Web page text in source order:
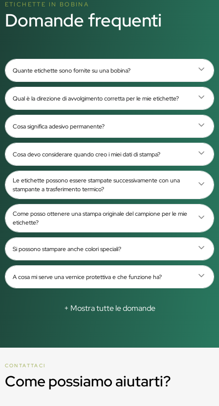
ETICHETTE IN BOBINA
Domande frequenti
Quante etichette sono fornite su una bobina?
Qual è la direzione di avvolgimento corretta per le mie etichette?
Cosa significa adesivo permanente?
Cosa devo considerare quando creo i miei dati di stampa?
Le etichette possono essere stampate successivamente con una
stampante a trasferimento termico?
Come posso ottenere una stampa originale del campione per le mie
etichette?
Si possono stampare anche colori speciali?
A cosa mi serve una vernice protettiva e che funzione ha?
+ Mostra tutte le domande
CONTATTACI
Come possiamo aiutarti?